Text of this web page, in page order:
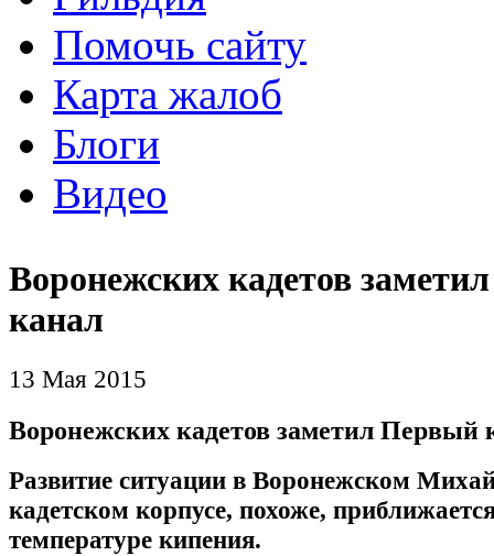
Помочь сайту
Карта жалоб
Блоги
Видео
Воронежских кадетов
канал
13 Мая 2015
Воронежских кадетов заметил Первый
Развитие ситуации в Воронежском
кадетском корпусе, похоже, п
температуре кипения.